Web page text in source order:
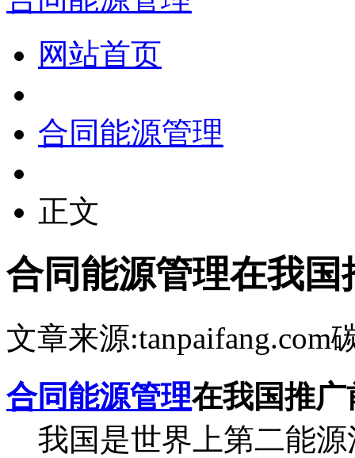
网站首页
合同能源管理
正文
合同能源管理在我
文章来源:tanpaifang.com
合同能源管理在我国推广
我国是世界上第二能源